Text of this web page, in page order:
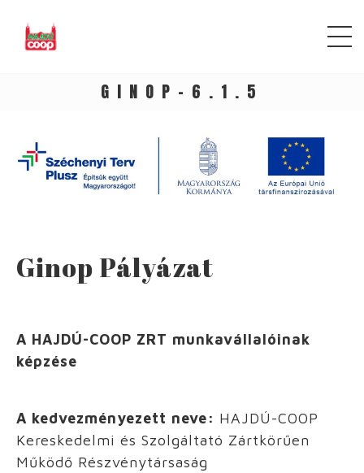
GINOP-6.1.5
Ginop Pályázat
A HAJDÚ-COOP ZRT munkavállalóinak
képzése
A kedvezményezett neve: HAJDÚ-COOP
Kereskedelmi és Szolgáltató Zártkörűen
Működő Részvénytársaság